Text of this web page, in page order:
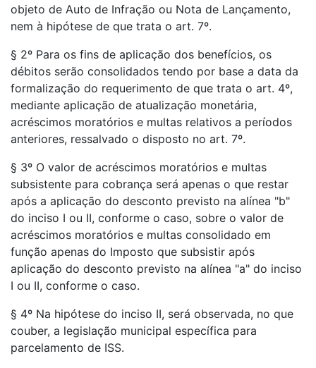
objeto de Auto de Infração ou Nota de Lançamento,
nem à hipótese de que trata o art. 7º.
§ 2º Para os fins de aplicação dos benefícios, os
débitos serão consolidados tendo por base a data da
formalização do requerimento de que trata o art. 4º,
mediante aplicação de atualização monetária,
acréscimos moratórios e multas relativos a períodos
anteriores, ressalvado o disposto no art. 7º.
§ 3º O valor de acréscimos moratórios e multas
subsistente para cobrança será apenas o que restar
após a aplicação do desconto previsto na alínea "b"
do inciso I ou II, conforme o caso, sobre o valor de
acréscimos moratórios e multas consolidado em
função apenas do Imposto que subsistir após
aplicação do desconto previsto na alínea "a" do inciso
I ou II, conforme o caso.
§ 4º Na hipótese do inciso II, será observada, no que
couber, a legislação municipal específica para
parcelamento de ISS.